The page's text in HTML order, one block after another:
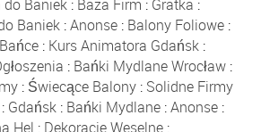
do Baniek : Baza Firm : Gratka :
Baniek :Anonse : Balony Foliowe :
: Kurs Animatora Gdańsk :
: Bańki Mydlane Wrocław:
: Świecące Balony: Solidne Firmy
Gdańsk: Bańki Mydlane:Anonse:
Hel : Dekoracje Weselne :